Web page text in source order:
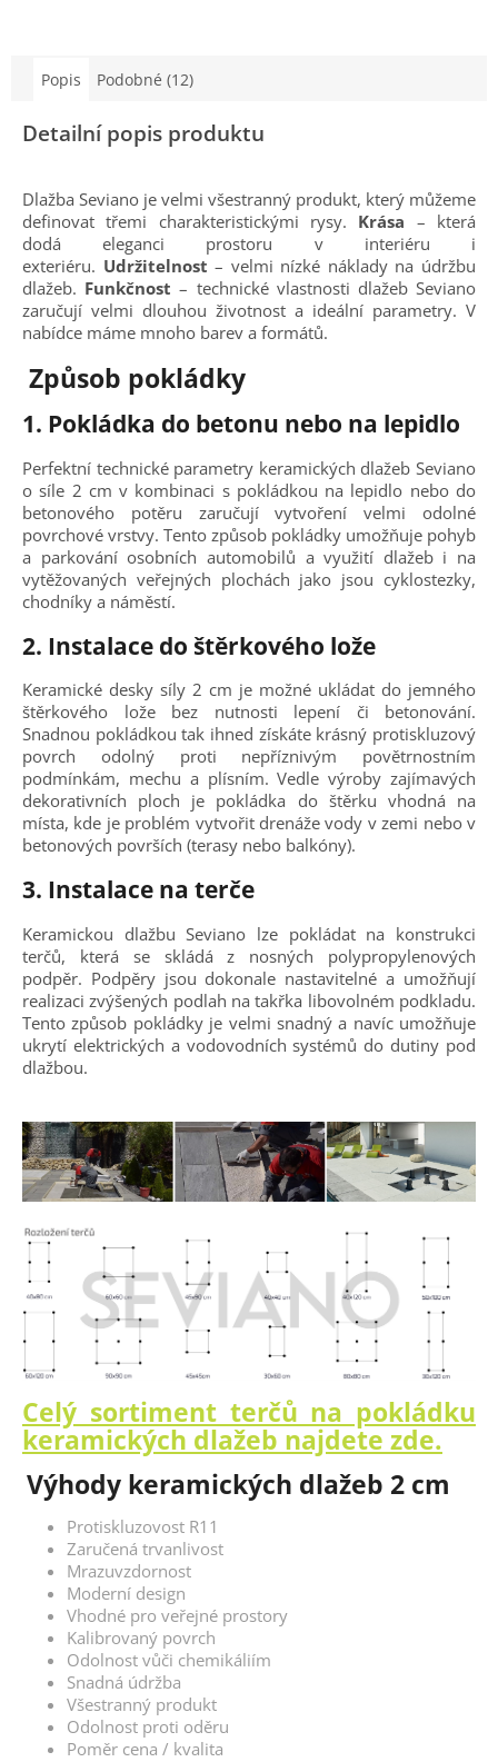
Popis Podobné (12)
Detailní popis produktu
Dlažba Seviano je velmi všestranný produkt, který můžeme
definovat třemi charakteristickými rysy. Krása – která
dodá eleganci prostoru v interiéru i
exteriéru. Udržitelnost – velmi nízké náklady na údržbu
dlažeb. Funkčnost – technické vlastnosti dlažeb Seviano
zaručují velmi dlouhou životnost a ideální parametry. V
nabídce máme mnoho barev a formátů.
Způsob pokládky
1. Pokládka do betonu nebo na lepidlo
Perfektní technické parametry keramických dlažeb Seviano
o síle 2 cm v kombinaci s pokládkou na lepidlo nebo do
betonového potěru zaručují vytvoření velmi odolné
povrchové vrstvy. Tento způsob pokládky umožňuje pohyb
a parkování osobních automobilů a využití dlažeb i na
vytěžovaných veřejných plochách jako jsou cyklostezky,
chodníky a náměstí.
2. Instalace do štěrkového lože
Keramické desky síly 2 cm je možné ukládat do jemného
štěrkového lože bez nutnosti lepení či betonování.
Snadnou pokládkou tak ihned získáte krásný protiskluzový
povrch odolný proti nepříznivým povětrnostním
podmínkám, mechu a plísním. Vedle výroby zajímavých
dekorativních ploch je pokládka do štěrku vhodná na
místa, kde je problém vytvořit drenáže vody v zemi nebo v
betonových površích (terasy nebo balkóny).
3. Instalace na terče
Keramickou dlažbu Seviano lze pokládat na konstrukci
terčů, která se skládá z nosných polypropylenových
podpěr. Podpěry jsou dokonale nastavitelné a umožňují
realizaci zvýšených podlah na takřka libovolném podkladu.
Tento způsob pokládky je velmi snadný a navíc umožňuje
ukrytí elektrických a vodovodních systémů do dutiny pod
dlažbou.
Celý sortiment terčů na pokládku
keramických dlažeb najdete zde.
Výhody keramických dlažeb 2 cm
Protiskluzovost R11
Zaručená trvanlivost
Mrazuvzdornost
Moderní design
Vhodné pro veřejné prostory
Kalibrovaný povrch
Odolnost vůči chemikáliím
Snadná údržba
Všestranný produkt
Odolnost proti oděru
Poměr cena / kvalita